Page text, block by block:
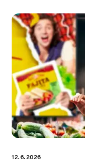
12.6.2026